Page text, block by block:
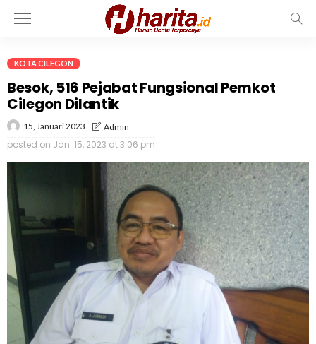
KOTA CILEGON
Besok, 516 Pejabat Fungsional Pemkot
Cilegon Dilantik
15, Januari 2023 Admin
posted on Jan. 15, 2023 at 3:06 pm